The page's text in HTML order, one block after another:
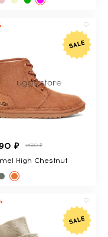
₽ 17680 ₽
High Chestnut